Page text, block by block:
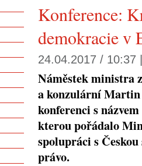
Konference:
demokracie v
24.04.2017 / 10:37
Náměstek ministra
a konzulární Martin
konferenci s
kterou pořádalo
spolupráci s
právo.